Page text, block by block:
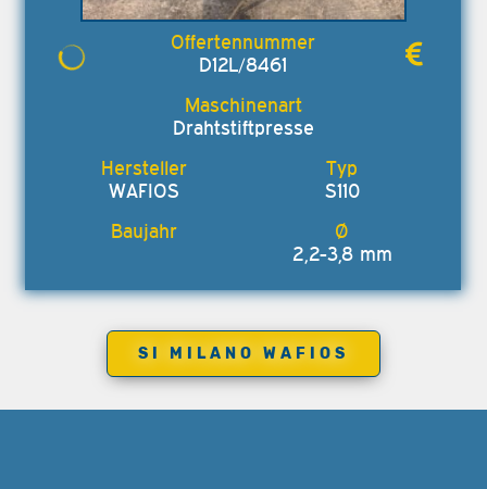
D12L/8461
Drahtstiftpresse
WAFIOS S110
2,2-3,8 mm
SI MILANO WAFIOS